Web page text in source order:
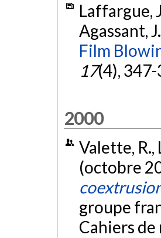
Laffargue,
Agassant,
Film
17(4),
2000
Valette, R.,
(octobre
groupe
Cahiers